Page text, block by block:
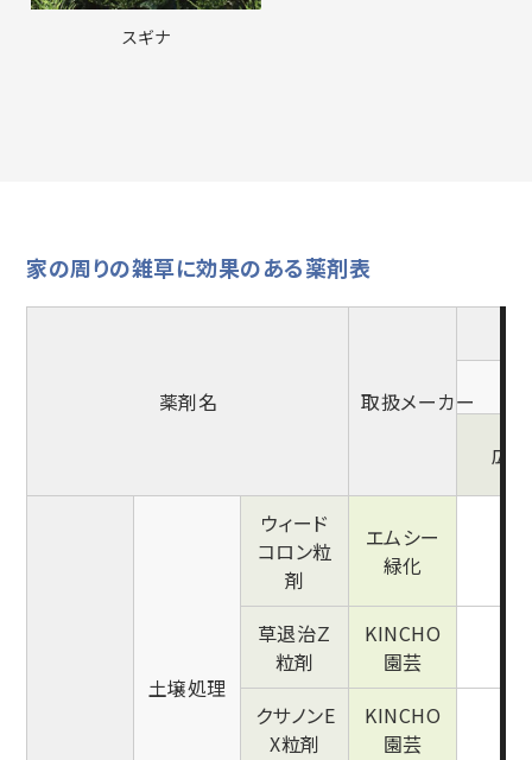
スギナ
家の周りの雑草に効果のある薬剤表
薬剤名
取扱メーカー
広葉
土壌処理
ウィード
コロン粒
剤
エムシー
緑化
草退治Ｚ
粒剤
KINCHO
園芸
クサノンE
X粒剤
KINCHO
園芸